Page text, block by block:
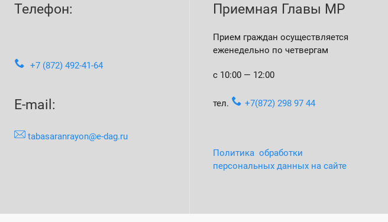
Телефон:
+7 (872) 492-41-64
E-mail:
tabasaranrayon@e-dag.ru
Приемная Главы МР
Прием граждан осуществляется
еженедельно по четвергам
с 10:00 — 12:00
тел. +7(872) 298 97 44
Политика обработки
персональных данных на сайте